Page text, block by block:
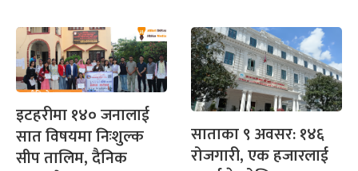
इटहरीमा १४० जनालाई
सात विषयमा निःशुल्क
सीप तालिम, दैनिक
साताका ९ अवसर: १४६
रोजगारी, एक हजारलाई